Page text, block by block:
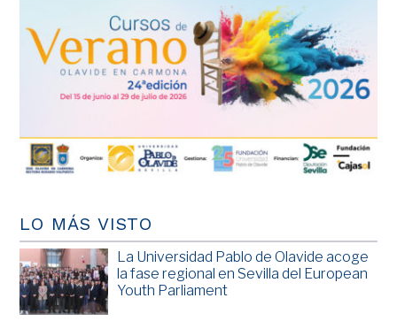
LO MÁS VISTO
La Universidad Pablo de Olavide acoge
la fase regional en Sevilla del European
Youth Parliament